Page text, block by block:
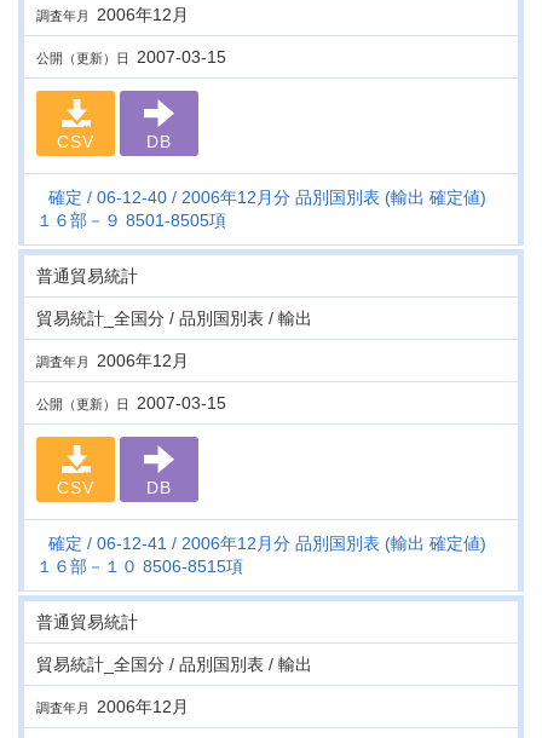
調査年月 2006年12月
公開（更新）日 2007-03-15
CSV DB
確定 06-12-40
2006年12月分 品別国別表 (輸出 確定値)
１６部－９ 8501-8505項
普通貿易統計
貿易統計_全国分 / 品別国別表 / 輸出
調査年月 2006年12月
公開（更新）日 2007-03-15
CSV DB
確定 06-12-41
2006年12月分 品別国別表 (輸出 確定値)
１６部－１０ 8506-8515項
普通貿易統計
貿易統計_全国分 / 品別国別表 / 輸出
調査年月 2006年12月